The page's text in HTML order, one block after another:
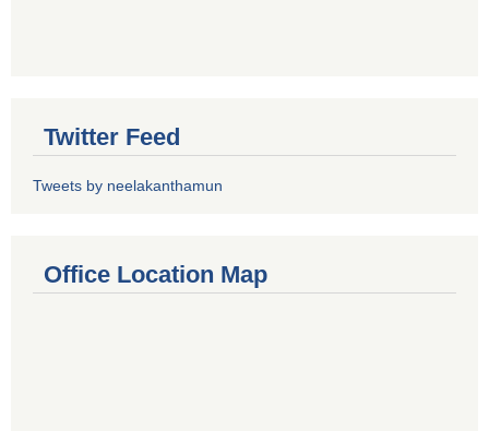
Twitter Feed
Tweets by neelakanthamun
Office Location Map